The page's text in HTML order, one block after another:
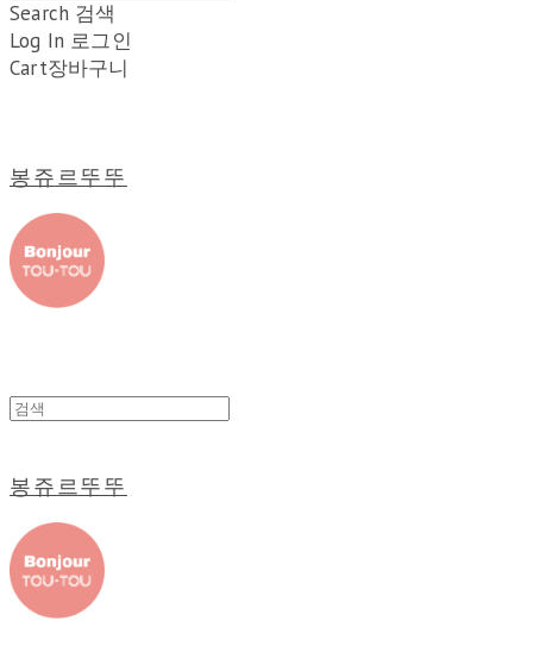
Search 검색
Log In 로그인
Cart장바구니
봉쥬르뚜뚜
봉쥬르뚜뚜